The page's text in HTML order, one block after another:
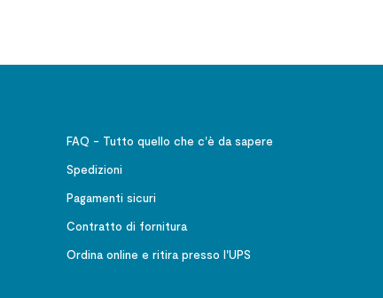
FAQ - Tutto quello che c'è da sapere
Spedizioni
Pagamenti sicuri
Contratto di fornitura
Ordina online e ritira presso l'UPS